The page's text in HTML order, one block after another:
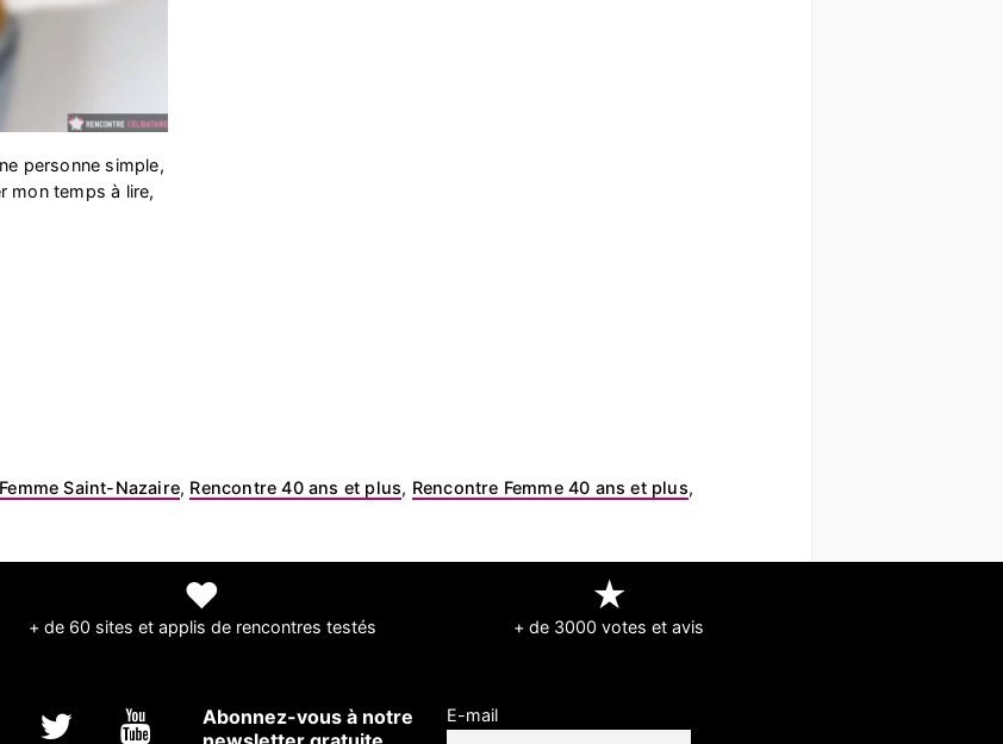
personne simple,
mon temps à lire,
Saint-Nazaire, Rencontre 40 ans et plus, Rencontre Femme 40 ans et plus,
❤
+ de 60 sites et applis de rencontres testés
★
+ de 3000 votes et avis
Abonnez-vous à notre
E-mail